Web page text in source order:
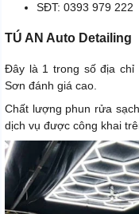
SĐT: 0393 979 222
TÚ AN Auto Detailing
Đây là 1 trong số địa chỉ
Sơn đánh giá cao.
Chất lượng phun rửa
dịch vụ được công khai